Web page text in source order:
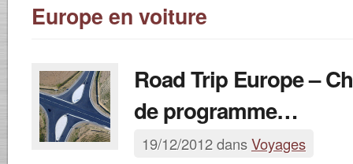
Europe en voiture
Road Trip Europe –
de programme…
19/12/2012 dansVoyages